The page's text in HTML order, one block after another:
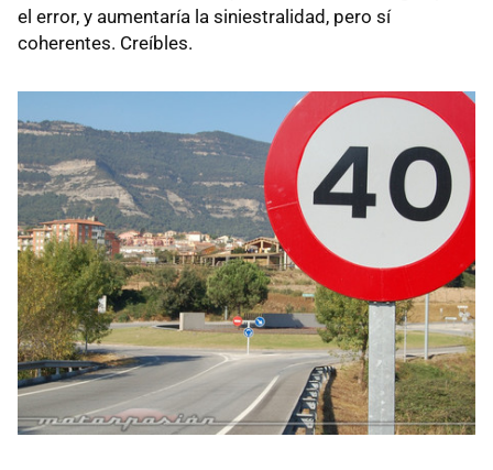
el error, y aumentaría la siniestralidad, pero sí
coherentes. Creíbles.